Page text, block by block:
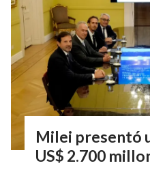
Milei presentó
US$ 2.700